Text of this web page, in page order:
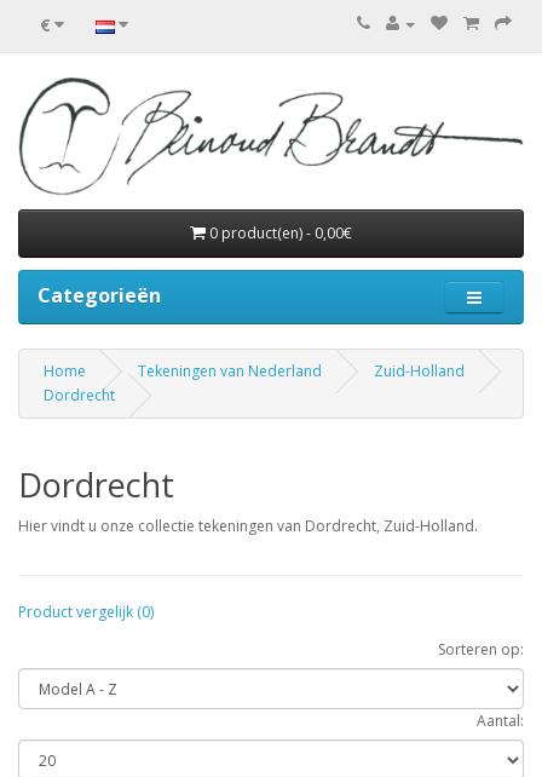
€
0 product(en) - 0,00€
Categorieën
Home Tekeningen van Nederland
Zuid-Holland
Dordrecht
Dordrecht
Hier vindt u onze collectie tekeningen van Dordrecht, Zuid-Holland.
Product vergelijk (0)
Sorteren op:
Aantal: